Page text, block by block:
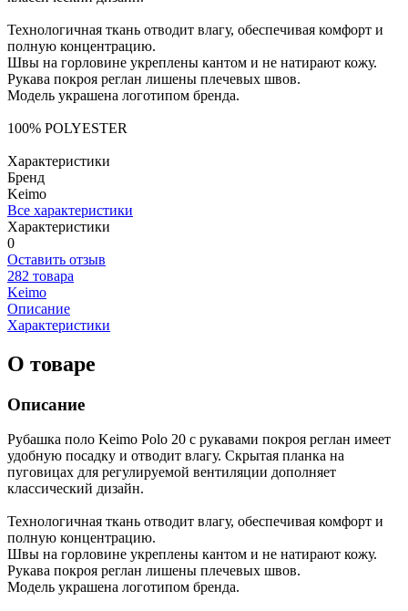
Технологичная ткань отводит влагу, обеспечивая комфорт и
полную концентрацию.
Швы на горловине укреплены кантом и не натирают кожу.
Рукава покроя реглан лишены плечевых швов.
Модель украшена логотипом бренда.
100% POLYESTER
Характеристики
Бренд
Keimo
Все характеристики
Характеристики
0
Оставить отзыв
282 товара
Keimo
Описание
Характеристики
О товаре
Описание
Рубашка поло Keimo Polo 20 с рукавами покроя реглан имеет
удобную посадку и отводит влагу. Скрытая планка на
пуговицах для регулируемой вентиляции дополняет
классический дизайн.
Технологичная ткань отводит влагу, обеспечивая комфорт и
полную концентрацию.
Швы на горловине укреплены кантом и не натирают кожу.
Рукава покроя реглан лишены плечевых швов.
Модель украшена логотипом бренда.